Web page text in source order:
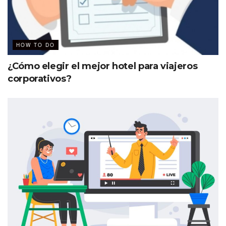
El futuro se crea con acciones en el aquí
y ahora; en los nuevos escenarios se
vislumbra:
Destinos mejor preparados
Infraestructura de primera y culturas digitalizadas
Profesionales con más conocimientos y mejores
HOW TO DO
¿Cómo elegir el mejor hotel para viajeros
corporativos?